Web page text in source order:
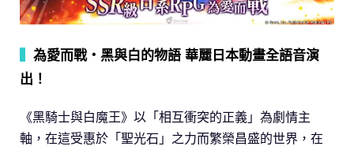
為愛而戰‧黑與白的物語 華麗日本動畫全語音演
出！
《黑騎士與白魔王》以「相互衝突的正義」為劇情主
軸，在這受惠於「聖光石」之力而繁榮昌盛的世界，在